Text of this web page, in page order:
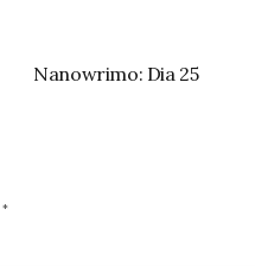
Nanowrimo: Dia 25
*